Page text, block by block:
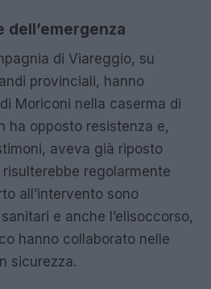
di Viareggio, su
provinciali, hanno
Moriconi nella caserma di
ha opposto resistenza e,
aveva già riposto
risulterebbe regolarmente
all’intervento sono
e anche l’elisoccorso,
hanno collaborato nelle
sicurezza.